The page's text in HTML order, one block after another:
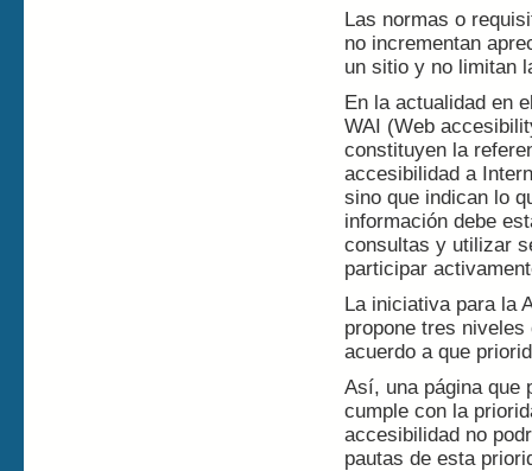
Las normas o
no incrementan
un sitio y no limitan
En la actualidad en
WAI (Web
constituyen la
accesibilidad a
sino que indican lo
información debe
consultas y utilizar
participar
La iniciativa para la
propone tres
acuerdo a que
Así, una página que
cumple con la
accesibilidad no
pautas de esta